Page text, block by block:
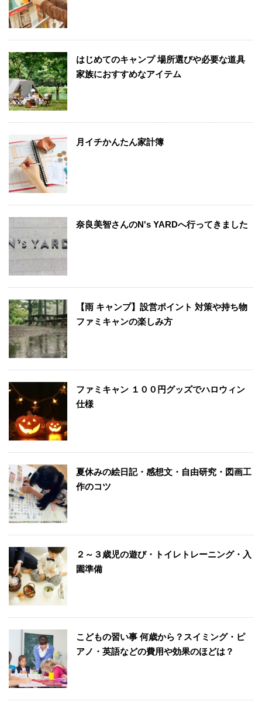
はじめてのキャンプ 場所選びや必要な道具
家族におすすめなアイテム
月イチかんたん家計簿
奈良美智さんのN's YARDへ行ってきました
【雨 キャンプ】設営ポイント 対策や持ち物
ファミキャンの楽しみ方
ファミキャン １００円グッズでハロウィン
仕様
夏休みの絵日記・感想文・自由研究・図画工
作のコツ
２～３歳児の遊び・トイレトレーニング・入
園準備
こどもの習い事 何歳から？スイミング・ピ
アノ・英語などの費用や効果のほどは？